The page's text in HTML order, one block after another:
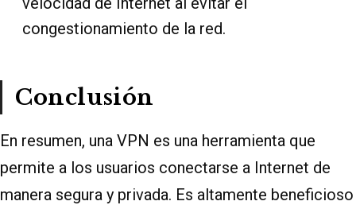
congestionamiento de la red.
Conclusión
En resumen, una VPN es una herramienta que
permite a los usuarios conectarse a Internet de
manera segura y privada. Es altamente beneficioso